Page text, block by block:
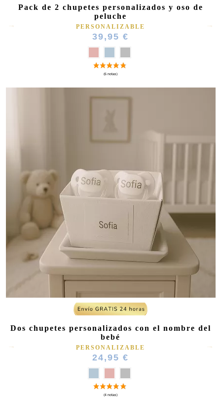
Pack de 2 chupetes personalizados y oso de
peluche
PERSONALIZABLE
39,95 €
Dos chupetes personalizados con el nombre del
bebé
PERSONALIZABLE
24,95 €